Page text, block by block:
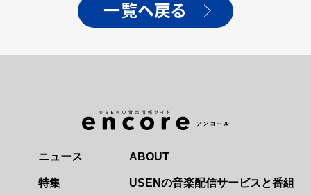
一覧へ戻る
ニュース
特集
ABOUT
USENの音楽配信サービスと番組